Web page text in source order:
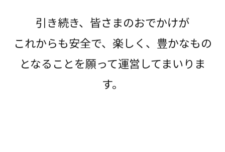
引き続き、皆さまのおでかけが
これからも安全で、楽しく、豊かなもの
となることを願って運営してまいりま
す。